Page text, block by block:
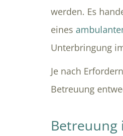
werden. Es
eines
Unterbringung
Je nach
Betreuung
Betreuung